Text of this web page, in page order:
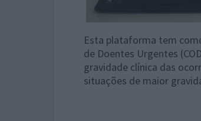
Esta plataforma tem
de Doentes Urgentes
gravidade clínica das
situações de maior